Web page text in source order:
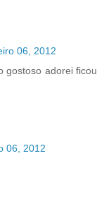
06, 2012
gostoso adorei ficou
06, 2012